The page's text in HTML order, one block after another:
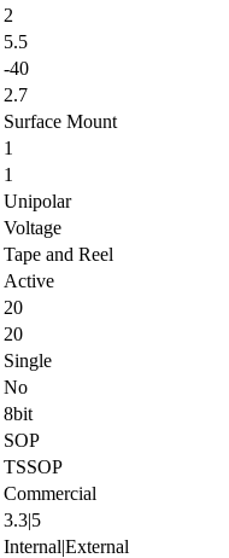
2
5.5
-40
2.7
Surface Mount
1
1
Unipolar
Voltage
Tape and Reel
Active
20
20
Single
No
8bit
SOP
TSSOP
Commercial
3.3|5
Internal|External